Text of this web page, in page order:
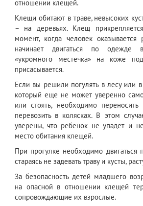
отношении клещей.
Клещи обитают в траве, невысоких
– на деревьях. Клещ
момент, когда человек
начинает двигаться по одежде
«укромного местечка» на коже
присасывается.
Если вы решили погулять в лесу или
который еще не может уверенно
или стоять, необходимо
перевозить в колясках. В этом
уверены, что ребенок не упадет и
место обитания клещей.
При прогулке необходимо двигаться
стараясь не задевать траву и кусты,
За безопасность детей младшего
на опасной в отношении клещей
сопровождающие их взрослые.